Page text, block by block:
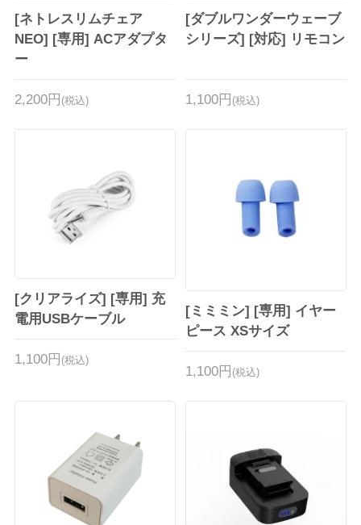
[ネトレスリムチェア
NEO] [専用] ACアダプタ
ー
2,200円 (税込)
[ダブルワンダーウェーブ
シリーズ] [対応] リモコン
1,100円 (税込)
[クリアライズ] [専用] 充
電用USBケーブル
1,100円 (税込)
[ミミミン] [専用] イヤー
ピース XSサイズ
1,100円 (税込)